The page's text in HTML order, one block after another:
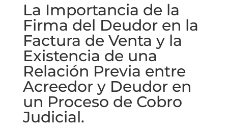
La Importancia de la
Firma del Deudor en la
Factura de Venta y la
Existencia de una
Relación Previa entre
Acreedor y Deudor en
un Proceso de Cobro
Judicial.